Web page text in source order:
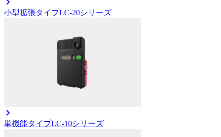
小型拡張タイプLC-20シリーズ
単機能タイプLC-10シリーズ